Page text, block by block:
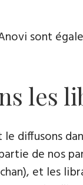
sont
les
diffusons
de nos
et les